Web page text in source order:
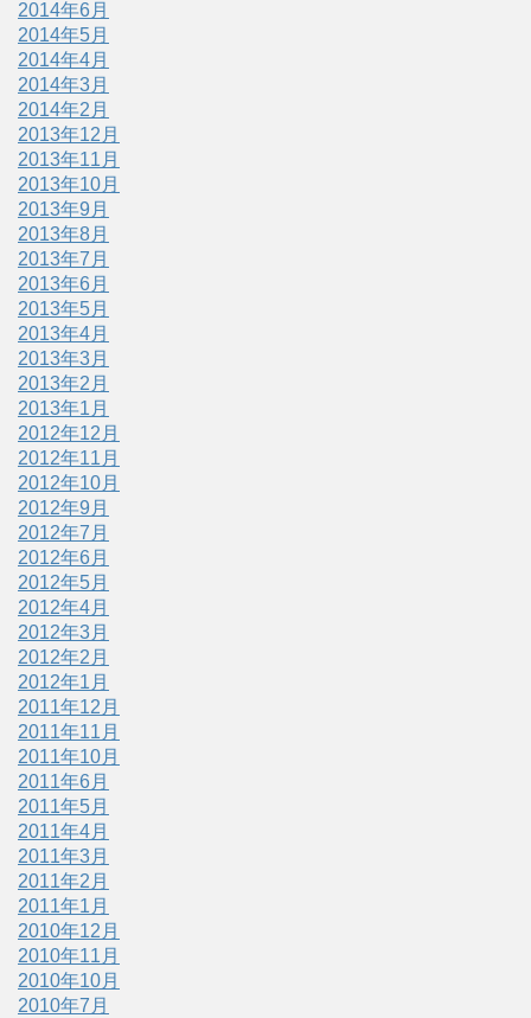
2014年6月
2014年5月
2014年4月
2014年3月
2014年2月
2013年12月
2013年11月
2013年10月
2013年9月
2013年8月
2013年7月
2013年6月
2013年5月
2013年4月
2013年3月
2013年2月
2013年1月
2012年12月
2012年11月
2012年10月
2012年9月
2012年7月
2012年6月
2012年5月
2012年4月
2012年3月
2012年2月
2012年1月
2011年12月
2011年11月
2011年10月
2011年6月
2011年5月
2011年4月
2011年3月
2011年2月
2011年1月
2010年12月
2010年11月
2010年10月
2010年7月